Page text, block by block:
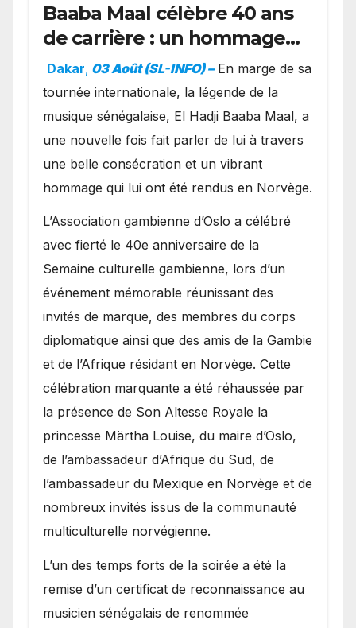
Baaba Maal célèbre 40 ans
de carrière : un hommage
exceptionnel à Oslo en
présence de la famille
royale.
Dakar, 03 Août (SL-INFO) – ​En marge de sa
tournée internationale, la légende de la
musique sénégalaise, El Hadji Baaba Maal, a
une nouvelle fois fait parler de lui à travers
une belle consécration et un vibrant
hommage qui lui ont été rendus en Norvège.
​L’Association gambienne d’Oslo a célébré
avec fierté le 40e anniversaire de la
Semaine culturelle gambienne, lors d’un
événement mémorable réunissant des
invités de marque, des membres du corps
diplomatique ainsi que des amis de la Gambie
et de l’Afrique résidant en Norvège. Cette
célébration marquante a été réhaussée par
la présence de Son Altesse Royale la
princesse Märtha Louise, du maire d’Oslo,
de l’ambassadeur d’Afrique du Sud, de
l’ambassadeur du Mexique en Norvège et de
nombreux invités issus de la communauté
multiculturelle norvégienne.
​L’un des temps forts de la soirée a été la
remise d’un certificat de reconnaissance au
musicien sénégalais de renommée